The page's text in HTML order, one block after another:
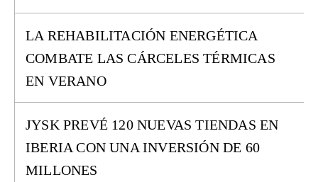
LA REHABILITACIÓN ENERGÉTICA
COMBATE LAS CÁRCELES TÉRMICAS
EN VERANO
JYSK PREVÉ 120 NUEVAS TIENDAS EN
IBERIA CON UNA INVERSIÓN DE 60
MILLONES